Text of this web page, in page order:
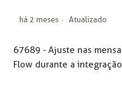
há 2 meses Atualizado
67689 - Ajuste nas
Flow durante a